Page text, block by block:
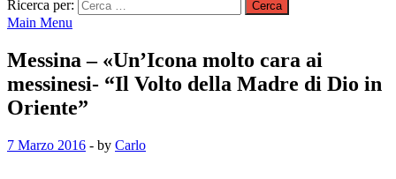
Ricerca per:
Main Menu
Messina – «Un’Icona molto cara ai
messinesi- “Il Volto della Madre di Dio in
Oriente”
7 Marzo 2016 - by Carlo